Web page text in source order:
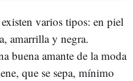
varios tipos: en piel
amarrilla y negra.
buena amante de la moda
que se sepa, mínimo